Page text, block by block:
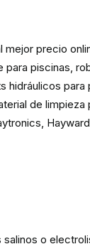
mejor precio
piscinas,
hidráulicos
de limpieza
o